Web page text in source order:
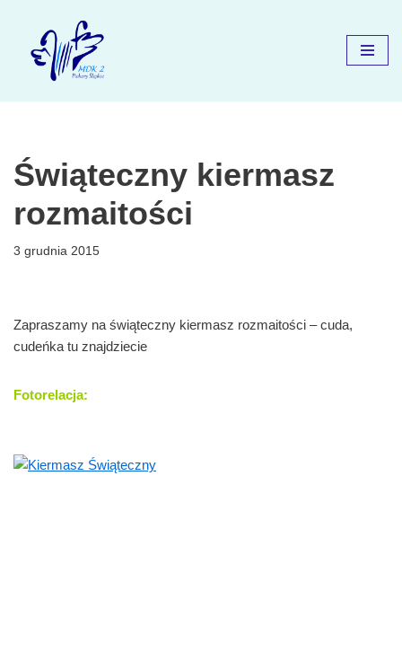
Przejdź
Świąteczny kiermasz
rozmaitości
3 grudnia 2015
Zapraszamy na świąteczny kiermasz rozmaitości – cuda,
cudeńka tu znajdziecie
Fotorelacja: